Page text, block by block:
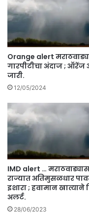
ता
व
णा
झा
ले
अं
सं
स्का
र
.
ष
ण
अ
प
घा
ता
त
दो
डॉ
क्ट
र
त्यू
;
आ
ड
स
रो
Orange alert
गारपीटीचा अंदाज ; ऑरेंज
जारी.
12/05/2024
IMD alert …
राज्यात अतिमुसळधार
इशारा ; हवामान खात्याने
अलर्ट.
28/06/2023